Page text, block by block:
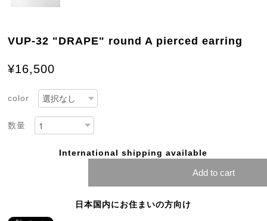
VUP-32 "DRAPE" round A pierced earring
¥16,500
color
数量
International shipping available
Add to cart
日本国内にお住まいの方向け